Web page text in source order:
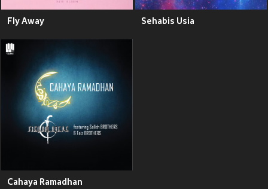
Fly Away Sehabis Usia
Cahaya Ramadhan